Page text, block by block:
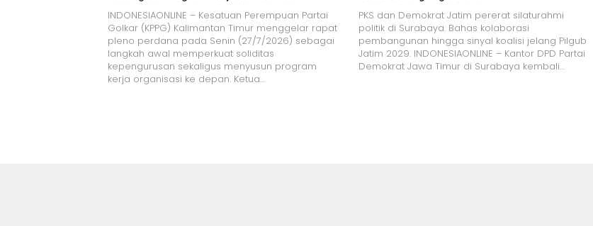
INDONESIAONLINE – Kesatuan Perempuan Partai
Golkar (KPPG) Kalimantan Timur menggelar rapat
pleno perdana pada Senin (27/7/2026) sebagai
langkah awal memperkuat soliditas
kepengurusan sekaligus menyusun program
kerja organisasi ke depan. Ketua…
PKS dan Demokrat Jatim pererat silaturahmi
politik di Surabaya. Bahas kolaborasi
pembangunan hingga sinyal koalisi jelang Pilgub
Jatim 2029. INDONESIAONLINE – Kantor DPD Partai
Demokrat Jawa Timur di Surabaya kembali…